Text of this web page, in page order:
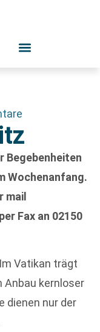
Begebenheiten
Wochenanfang.
mail
Fax an 02150
Vatikan trägt
Anbau kernloser
dienen nur der